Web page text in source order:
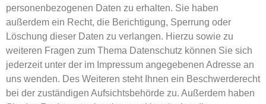
personenbezogenen Daten zu erhalten. Sie haben
außerdem ein Recht, die Berichtigung, Sperrung oder
Löschung dieser Daten zu verlangen. Hierzu sowie zu
weiteren Fragen zum Thema Datenschutz können Sie sich
jederzeit unter der im Impressum angegebenen Adresse an
uns wenden. Des Weiteren steht Ihnen ein Beschwerderecht
bei der zuständigen Aufsichtsbehörde zu. Außerdem haben